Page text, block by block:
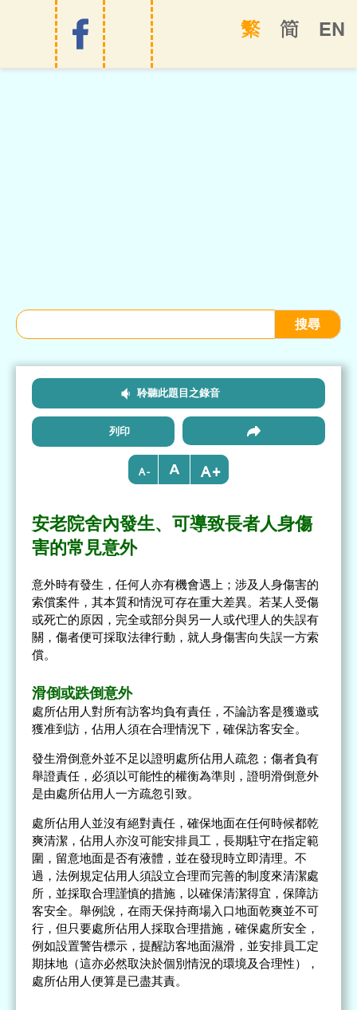
EN
简
繁
聆聽此題目之錄音
列印
- +
安老院舍內發生、可導致長者人身傷
害的常見意外
意外時有發生，任何人亦有機會遇上；涉及人身傷害的
索償案件，其本質和情況可存在重大差異。若某人受傷
或死亡的原因，完全或部分與另一人或代理人的失誤有
關，傷者便可採取法律行動，就人身傷害向失誤一方索
償。
滑倒或跌倒意外
處所佔用人對所有訪客均負有責任，不論訪客是獲邀或
獲准到訪，佔用人須在合理情況下，確保訪客安全。
發生滑倒意外並不足以證明處所佔用人疏忽；傷者負有
舉證責任，必須以可能性的權衡為準則，證明滑倒意外
是由處所佔用人一方疏忽引致。
處所佔用人並沒有絕對責任，確保地面在任何時候都乾
爽清潔，佔用人亦沒可能安排員工，長期駐守在指定範
圍，留意地面是否有液體，並在發現時立即清理。不
過，法例規定佔用人須設立合理而完善的制度來清潔處
所，並採取合理謹慎的措施，以確保清潔得宜，保障訪
客安全。舉例說，在雨天保持商場入口地面乾爽並不可
行，但只要處所佔用人採取合理措施，確保處所安全，
例如設置警告標示，提醒訪客地面濕滑，並安排員工定
期抹地（這亦必然取決於個別情況的環境及合理性），
處所佔用人便算是已盡其責。